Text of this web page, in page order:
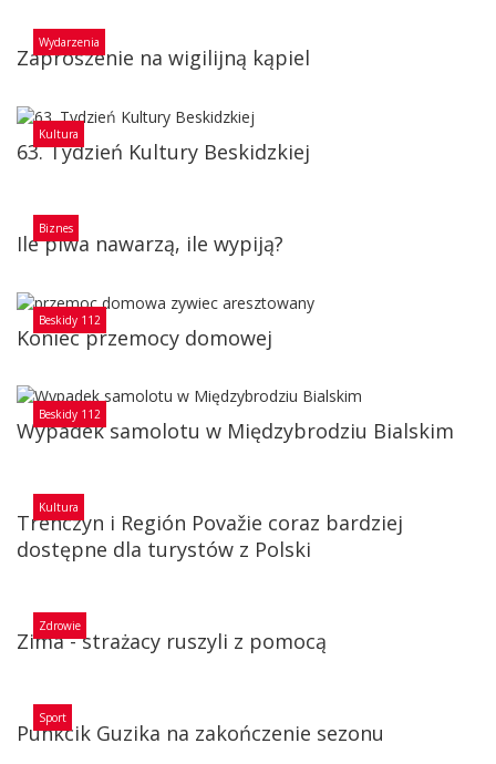
Wydarzenia
Zaproszenie na wigilijną kąpiel
Kultura
63. Tydzień Kultury Beskidzkiej
Biznes
Ile piwa nawarzą, ile wypiją?
Beskidy 112
Koniec przemocy domowej
Beskidy 112
Wypadek samolotu w Międzybrodziu Bialskim
Kultura
Trenczyn i Región Považie coraz bardziej
dostępne dla turystów z Polski
Zdrowie
Zima - strażacy ruszyli z pomocą
Sport
Punkcik Guzika na zakończenie sezonu